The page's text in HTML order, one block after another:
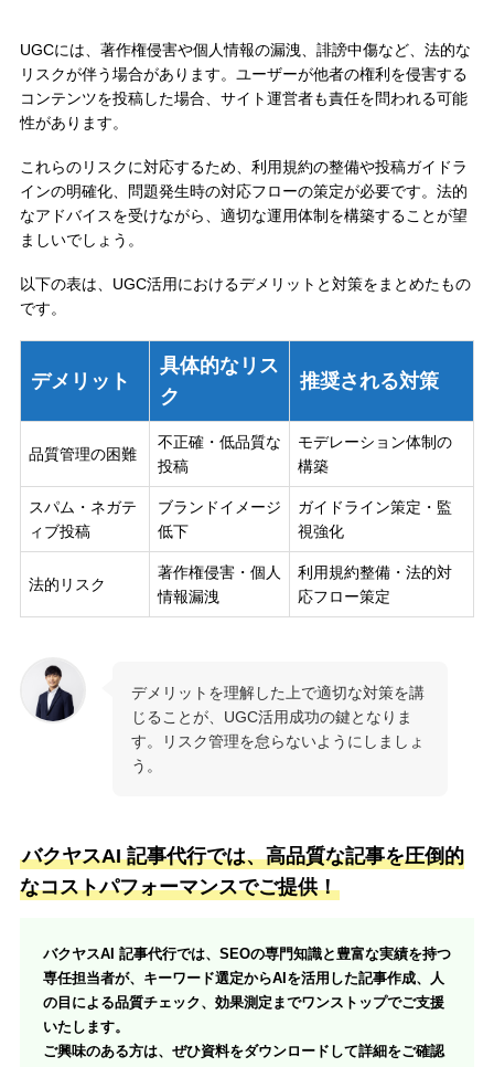
UGCには、著作権侵害や個人情報の漏洩、誹謗中傷など、法的な
リスクが伴う場合があります。ユーザーが他者の権利を侵害する
コンテンツを投稿した場合、サイト運営者も責任を問われる可能
性があります。
これらのリスクに対応するため、利用規約の整備や投稿ガイドラ
インの明確化、問題発生時の対応フローの策定が必要です。法的
なアドバイスを受けながら、適切な運用体制を構築することが望
ましいでしょう。
以下の表は、UGC活用におけるデメリットと対策をまとめたもの
です。
デメリット
具体的なリス
ク
推奨される対策
品質管理の困難
不正確・低品質な
投稿
モデレーション体制の
構築
スパム・ネガテ
ィブ投稿
ブランドイメージ
低下
ガイドライン策定・監
視強化
法的リスク
著作権侵害・個人
情報漏洩
利用規約整備・法的対
応フロー策定
デメリットを理解した上で適切な対策を講
じることが、UGC活用成功の鍵となりま
す。リスク管理を怠らないようにしましょ
う。
バクヤスAI 記事代行では、高品質な記事を圧倒的
なコストパフォーマンスでご提供！
バクヤスAI 記事代行では、SEOの専門知識と豊富な実績を持つ
専任担当者が、キーワード選定からAIを活用した記事作成、人
の目による品質チェック、効果測定までワンストップでご支援
いたします。
ご興味のある方は、ぜひ資料をダウンロードして詳細をご確認